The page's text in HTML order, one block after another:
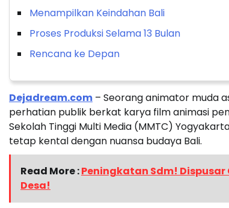
Menampilkan Keindahan Bali
Proses Produksi Selama 13 Bulan
Rencana ke Depan
Dejadream.com – Seorang animator muda
perhatian publik berkat karya film animasi
Sekolah Tinggi Multi Media (MMTC)
tetap kental dengan nuansa budaya Bali.
Read More :Peningkatan Sdm!
Desa!